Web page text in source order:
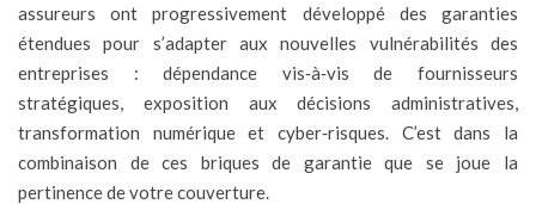
assureurs ont progressivement développé des garanties
étendues pour s’adapter aux nouvelles vulnérabilités des
entreprises : dépendance vis‑à‑vis de fournisseurs
stratégiques, exposition aux décisions administratives,
transformation numérique et cyber‑risques. C’est dans la
combinaison de ces briques de garantie que se joue la
pertinence de votre couverture.